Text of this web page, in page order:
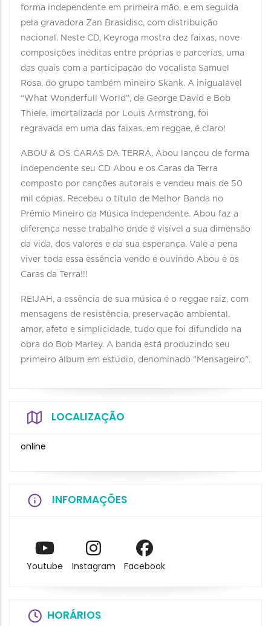
forma independente em primeira mão, e em seguida
pela gravadora Zan Brasidisc, com distribuição
nacional. Neste CD, Keyroga mostra dez faixas, nove
composições inéditas entre próprias e parcerias, uma
das quais com a participação do vocalista Samuel
Rosa, do grupo também mineiro Skank. A inigualável
“What Wonderfull World”, de George David e Bob
Thiele, imortalizada por Louis Armstrong, foi
regravada em uma das faixas, em reggae, é claro!
ABOU & OS CARAS DA TERRA, Abou lançou de forma
independente seu CD Abou e os Caras da Terra
composto por canções autorais e vendeu mais de 50
mil cópias. Recebeu o título de Melhor Banda no
Prêmio Mineiro da Música Independente. Abou faz a
diferença nesse trabalho onde é visível a sua dimensão
da vida, dos valores e da sua esperança. Vale a pena
viver toda essa essência vendo e ouvindo Abou e os
Caras da Terra!!!
REIJAH, a essência de sua música é o reggae raiz, com
mensagens de resistência, preservação ambiental,
amor, afeto e simplicidade, tudo que foi difundido na
obra do Bob Marley. A banda está produzindo seu
primeiro álbum em estúdio, denominado "Mensageiro".
LOCALIZAÇÃO
online
INFORMAÇÕES
Youtube Instagram Facebook
HORÁRIOS